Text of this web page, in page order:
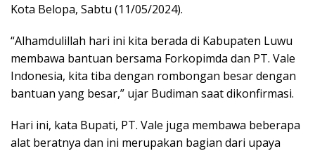
Kota Belopa, Sabtu (11/05/2024).
“Alhamdulillah hari ini kita berada di Kabupaten Luwu
membawa bantuan bersama Forkopimda dan PT. Vale
Indonesia, kita tiba dengan rombongan besar dengan
bantuan yang besar,” ujar Budiman saat dikonfirmasi.
Hari ini, kata Bupati, PT. Vale juga membawa beberapa
alat beratnya dan ini merupakan bagian dari upaya